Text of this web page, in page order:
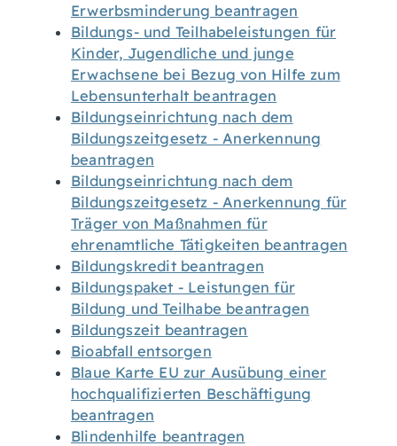
Erwerbsminderung beantragen
Bildungs- und Teilhabeleistungen für
Kinder, Jugendliche und junge
Erwachsene bei Bezug von Hilfe zum
Lebensunterhalt beantragen
Bildungseinrichtung nach dem
Bildungszeitgesetz - Anerkennung
beantragen
Bildungseinrichtung nach dem
Bildungszeitgesetz - Anerkennung für
Träger von Maßnahmen für
ehrenamtliche Tätigkeiten beantragen
Bildungskredit beantragen
Bildungspaket - Leistungen für
Bildung und Teilhabe beantragen
Bildungszeit beantragen
Bioabfall entsorgen
Blaue Karte EU zur Ausübung einer
hochqualifizierten Beschäftigung
beantragen
Blindenhilfe beantragen